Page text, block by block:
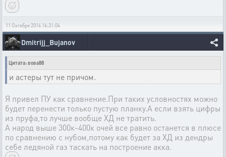
11 Октября 2014 16:31:04
Dmitrijj_Bujanov
Цитата: вова88
и астеры тут не причом.
Я привел ПУ как сравнение.При таких условностях можно
будет перенести только пустую планку.А если взять цифры
из пруфа,то лучше вообще ХД не тратить.
А народ выше 300к-400к очей все равно останется в плюсе
по сравнению с нубом,потому как будет за ХД из дендры
себе ледяной газ таскать на построение акка.